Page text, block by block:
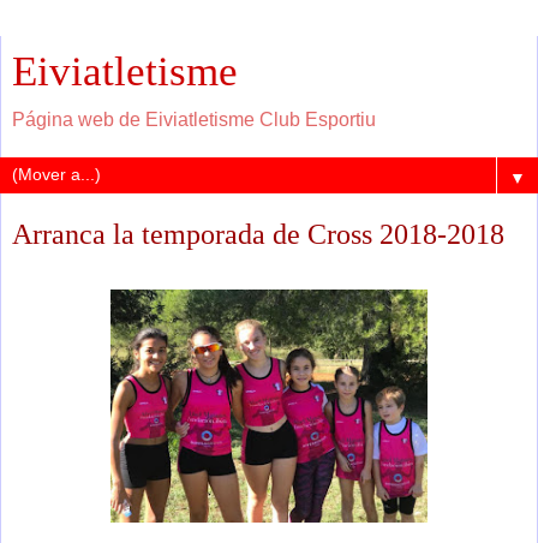
Eiviatletisme
Página web de Eiviatletisme Club Esportiu
▼
Arranca la temporada de Cross 2018-2018